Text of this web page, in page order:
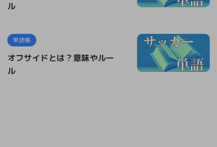
ル
単語帳
オフサイドとは？意味やルー
ル